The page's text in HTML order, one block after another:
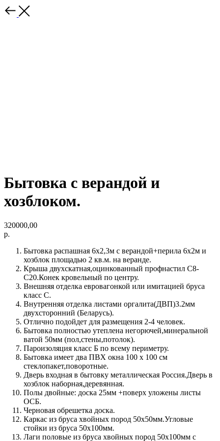
Бытовка с верандой и
хозблоком.
320000,00
р.
Бытовка распашная 6х2,3м с верандой+перила 6х2м и
хозблок площадью 2 кв.м. на веранде.
Крыша двухскатная,оцинкованный профнастил С8-
С20.Конек кровельный по центру.
Внешняя отделка евровагонкой или имитацией бруса
класс С.
Внутренняя отделка листами оргалита(ДВП)3.2мм
двухсторонний (Беларусь).
Отлично подойдет для размещения 2-4 человек.
Бытовка полностью утеплена негорючей,минеральной
ватой 50мм (пол,стены,потолок).
Пароизоляция класс Б по всему периметру.
Бытовка имеет два ПВХ окна 100 х 100 см
стеклопакет,поворотные.
Дверь входная в бытовку металлическая Россия.Дверь в
хозблок наборная,деревянная.
Полы двойные: доска 25мм +поверх уложены листы
ОСБ.
Черновая обрешетка доска.
Каркас из бруса хвойных пород 50х50мм.Угловые
стойки из бруса 50х100мм.
Лаги половые из бруса хвойных пород 50х100мм с